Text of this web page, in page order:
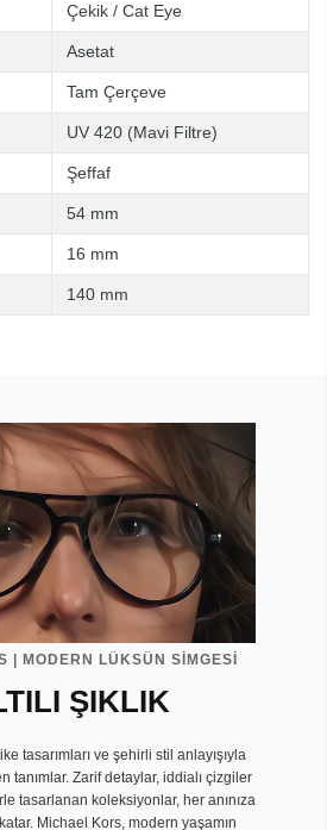
Çekik / Cat Eye
Asetat
Tam Çerçeve
UV 420 (Mavi Filtre)
Şeffaf
54 mm
16 mm
140 mm
| MODERN LÜKSÜN SİMGESİ
ŞIKLIK
tasarımları ve şehirli stil anlayışıyla
tanımlar. Zarif detaylar, iddialı çizgiler
tasarlanan koleksiyonlar, her anınıza
katar. Michael Kors, modern yaşamın